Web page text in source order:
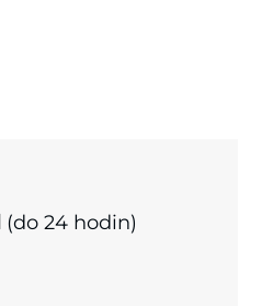
(do 24 hodin)